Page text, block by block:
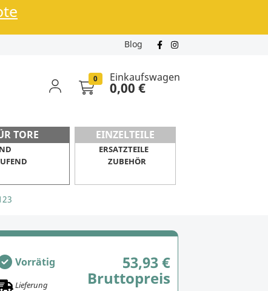
Blog
0 Einkaufswagen
0,00 €
TORE EINZELTEILE
ERSATZTEILE
ZUBEHÖR
Vorrätig
Lieferung
53,93 €
Bruttopreis